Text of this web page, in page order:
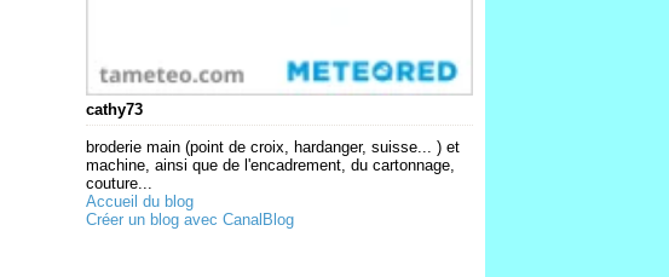
cathy73
broderie main (point de croix, hardanger, suisse... ) et
machine, ainsi que de l'encadrement, du cartonnage,
couture...
Accueil du blog
Créer un blog avec CanalBlog